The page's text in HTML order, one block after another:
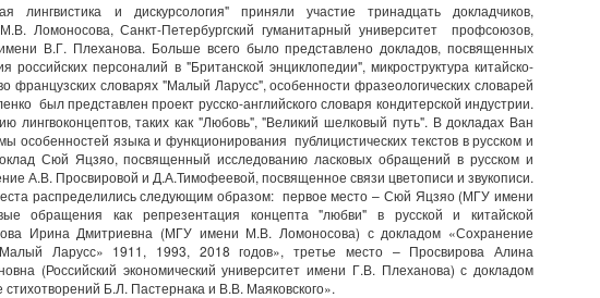
и дискурсология" приняли участие тринадцать докладчиков,
Ломоносова, Санкт-Петербургский гуманитарный университет профсоюзов,
имени В.Г. Плеханова. Больше всего было представлено докладов, посвященных
российских персоналий в "Британской энциклопедии", микроструктура китайско-
французских словарях "Малый Ларусс", особенности фразеологических словарей
был представлен проект русско-английского словаря кондитерской индустрии.
лингвоконцептов, таких как "Любовь", "Великий шелковый путь". В докладах Ван
языка и функционирования публицистических текстов в русском и
Сюй Яцзяо, посвященный исследованию ласковых обращений в русском и
А.В. Просвировой и Д.А.Тимофеевой, посвященное связи цветописи и звукописи.
распределились следующим образом: первое место – Сюй Яцзяо (МГУ имени
обращения как репрезентация концепта "любви" в русской и китайской
Ирина Дмитриевна (МГУ имени М.В. Ломоносова) с докладом «Сохранение
Ларусс» 1911, 1993, 2018 годов», третье место – Просвирова Алина
(Российский экономический университет имени Г.В. Плеханова) с докладом
Б.Л. Пастернака и В.В. Маяковского».